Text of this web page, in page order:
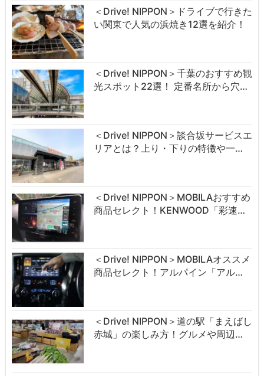
＜Drive! NIPPON＞ドライブで行きた
い関東で人気の浜焼き12選を紹介！
＜Drive! NIPPON＞千葉のおすすめ観
光スポット22選！ 定番名所から穴…
＜Drive! NIPPON＞談合坂サービスエ
リアとは？上り・下りの特徴や一…
＜Drive! NIPPON＞MOBILAおすすめ
商品セレクト！KENWOOD「彩速…
＜Drive! NIPPON＞MOBILAオススメ
商品セレクト！アルパイン「アル…
＜Drive! NIPPON＞道の駅「まえばし
赤城」の楽しみ方！グルメや周辺…